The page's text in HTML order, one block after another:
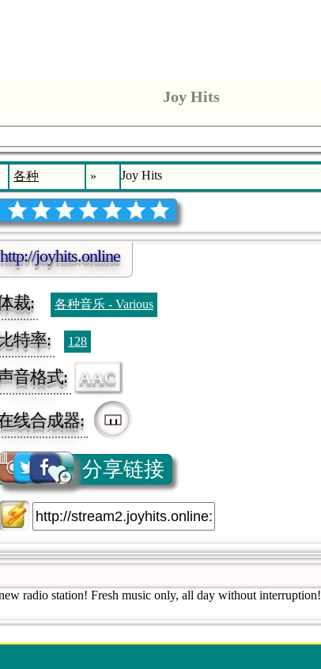
Joy Hits
各种 » Joy Hits
http://joyhits.online
裁: 各种音乐 - Various
特率: 128
音格式: AAC
线合成器:
分享链接
radio station! Fresh music only, all day without interruption!